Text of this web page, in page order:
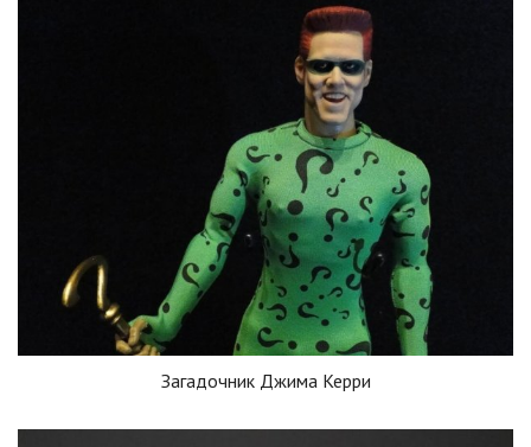
Загадочник Джима Керри